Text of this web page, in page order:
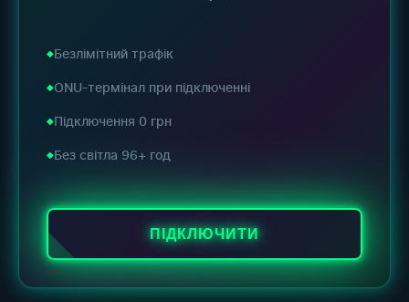
Безлімітний трафік
ONU-термінал при підключенні
Підключення 0 грн
Без світла 96+ год
ПІДКЛЮЧИТИ